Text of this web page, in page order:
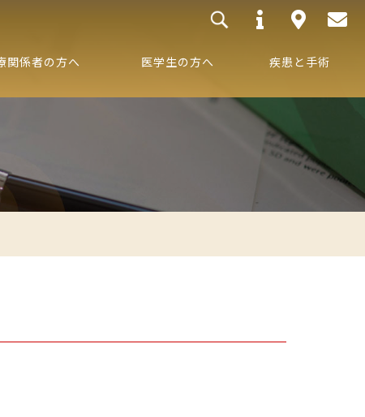
関係者の方へ 医学生の方へ 疾患と手術